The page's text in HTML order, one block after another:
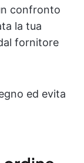
confronto
la tua
fornitore
ed evita